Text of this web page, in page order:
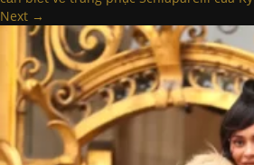
Next →